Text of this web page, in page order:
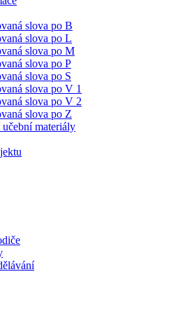
slova po B
slova po L
slova po M
slova po P
slova po S
slova po V 1
slova po V 2
slova po Z
materiály